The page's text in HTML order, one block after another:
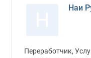
Наи
Переработчик,